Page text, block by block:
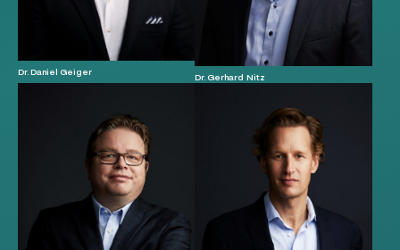
Dr. Daniel Geiger
Dr. Gerhard Nitz